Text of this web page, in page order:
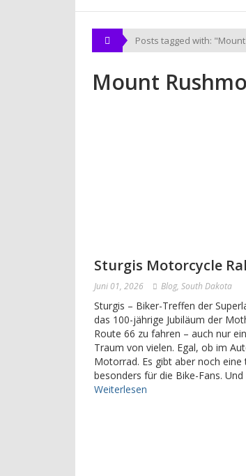
Posts tagged with:
Mount
Sturgis Motorcycle
Juni 01, 2026 Blog, South Dakota
Sturgis – Biker-Treffen der
das 100-jährige Jubiläum der
Route 66 zu fahren – auch nur
Traum von vielen. Egal, ob im
Motorrad. Es gibt aber noch eine
besonders für die Bike-Fans.
Weiterlesen